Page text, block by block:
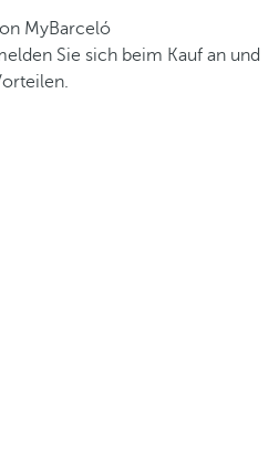
MyBarceló
Sie sich beim Kauf an und